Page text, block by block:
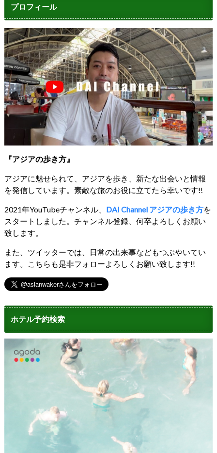
プロフィール
『アジアの歩き方』
アジアに魅せられて、アジアを歩き、新たな出会いと情報
を発信しています。素敵な旅のお役に立てたら幸いです!!
2021年YouTubeチャンネル、 DAI Channel アジアの歩き方を
スタートしました。チャンネル登録、何卒よろしくお願い
致します。
また、ツイッターでは、日常の出来事などもつぶやいてい
ます。こちらも是非フォローよろしくお願い致します!!
ホテル予約検索